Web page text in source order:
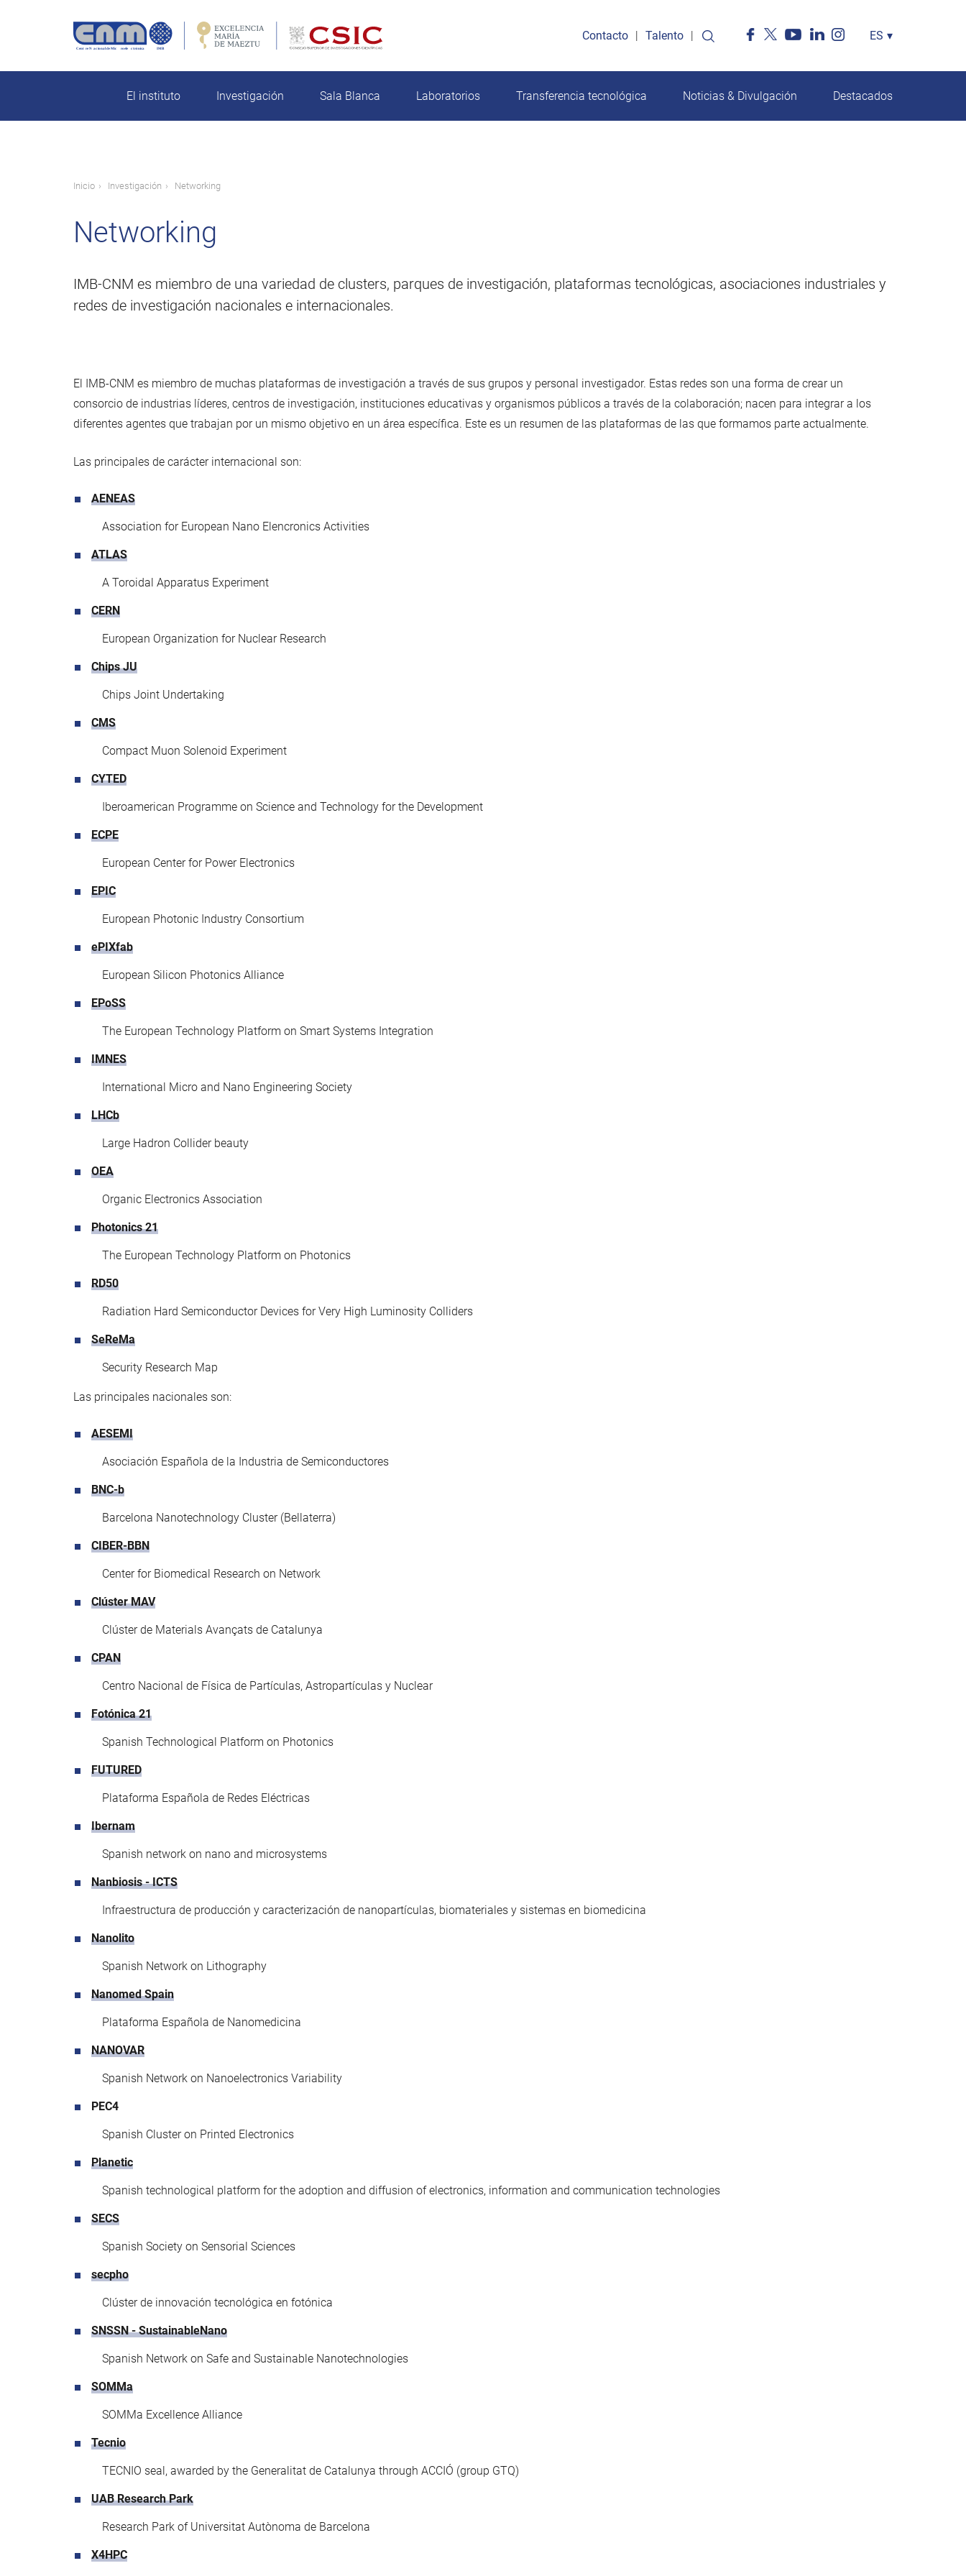
Contacto Talento
Select
ES ▾
El instituto Investigación Sala Blanca Laboratorios Transferencia tecnológica Noticias & Divulgación Destacados
Ruta
navegación
Inicio Investigación Networking
Networking
IMB-CNM es miembro de una variedad de clusters, parques de investigación, plataformas tecnológicas, asociaciones industriales y
redes de investigación nacionales e internacionales.
El IMB-CNM es miembro de muchas plataformas de investigación a través de sus grupos y personal investigador. Estas redes son una forma de crear un
consorcio de industrias líderes, centros de investigación, instituciones educativas y organismos públicos a través de la colaboración; nacen para integrar a los
diferentes agentes que trabajan por un mismo objetivo en un área específica. Este es un resumen de las plataformas de las que formamos parte actualmente.
Las principales de carácter internacional son:
AENEAS
Association for European Nano Elencronics Activities
ATLAS
A Toroidal Apparatus Experiment
CERN
European Organization for Nuclear Research
Chips JU
Chips Joint Undertaking
CMS
Compact Muon Solenoid Experiment
CYTED
Iberoamerican Programme on Science and Technology for the Development
ECPE
European Center for Power Electronics
EPIC
European Photonic Industry Consortium
ePIXfab
European Silicon Photonics Alliance
EPoSS
The European Technology Platform on Smart Systems Integration
IMNES
International Micro and Nano Engineering Society
LHCb
Large Hadron Collider beauty
OEA
Organic Electronics Association
Photonics 21
The European Technology Platform on Photonics
RD50
Radiation Hard Semiconductor Devices for Very High Luminosity Colliders
SeReMa
Security Research Map
Las principales nacionales son:
AESEMI
Asociación Española de la Industria de Semiconductores
BNC-b
Barcelona Nanotechnology Cluster (Bellaterra)
CIBER-BBN
Center for Biomedical Research on Network
Clúster MAV
Clúster de Materials Avançats de Catalunya
CPAN
Centro Nacional de Física de Partículas, Astropartículas y Nuclear
Fotónica 21
Spanish Technological Platform on Photonics
FUTURED
Plataforma Española de Redes Eléctricas
Ibernam
Spanish network on nano and microsystems
Nanbiosis - ICTS
Infraestructura de producción y caracterización de nanopartículas, biomateriales y sistemas en biomedicina
Nanolito
Spanish Network on Lithography
Nanomed Spain
Plataforma Española de Nanomedicina
NANOVAR
Spanish Network on Nanoelectronics Variability
PEC4
Spanish Cluster on Printed Electronics
Planetic
Spanish technological platform for the adoption and diffusion of electronics, information and communication technologies
SECS
Spanish Society on Sensorial Sciences
secpho
Clúster de innovación tecnológica en fotónica
SNSSN - SustainableNano
Spanish Network on Safe and Sustainable Nanotechnologies
SOMMa
SOMMa Excellence Alliance
Tecnio
TECNIO seal, awarded by the Generalitat de Catalunya through ACCIÓ (group GTQ)
UAB Research Park
Research Park of Universitat Autònoma de Barcelona
X4HPC